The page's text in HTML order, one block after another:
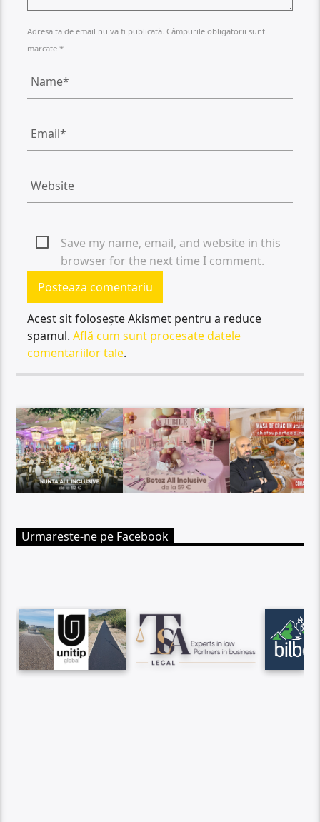
Adresa ta de email nu va fi publicată. Câmpurile obligatorii sunt
marcate *
Save my name, email, and website in this
browser for the next time I comment.
Acest sit folosește Akismet pentru a reduce
spamul.Află cum sunt procesate datele
comentariilor tale.
Urmareste-ne pe Facebook